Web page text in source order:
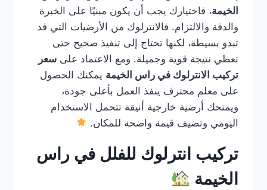
الخيمة، فاختيارك يجب أن يكون مبنيًا على الخبرة
والدقة والالتزام. فالانترلوك من الأرضيات التي قد
تبدو بسيطة، لكنها تحتاج إلى تنفيذ صحيح حتى
تعطي نتيجة قوية وجميلة. ومع الاعتماد على سعر
تركيب الانترلوك في راس الخيمة يمكنك الحصول
على معلم محترف ينفذ العمل بأعلى جودة،
ويمنحك أرضية خارجية أنيقة تتحمل الاستخدام
اليومي وتضيف قيمة واضحة للمكان.
تركيب انترلوك للفلل في راس
الخيمة